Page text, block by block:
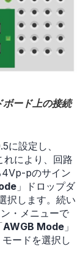
ード上の接続
に設定し、
れにより、回路
4Vp-pのサイン
」ドロップダ
択します。続い
・メニューで
AWGB Mode 」
モードを選択し